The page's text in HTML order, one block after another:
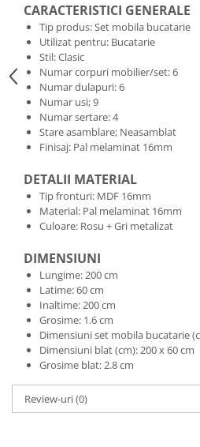
CARACTERISTICI GENERALE
Tip produs: Set mobila bucatarie
Utilizat pentru: Bucatarie
Stil: Clasic
Numar corpuri mobilier/set: 6
Numar dulapuri: 6
Numar usi; 9
Numar sertare: 4
Stare asamblare; Neasamblat
Finisaj: Pal melaminat 16mm
DETALII MATERIAL
Tip fronturi: MDF 16mm
Material: Pal melaminat 16mm
Culoare: Rosu + Gri metalizat
DIMENSIUNI
Lungime: 200 cm
Latime: 60 cm
Inaltime: 200 cm
Grosime: 1.6 cm
Dimensiuni set mobila bucatarie
Dimensiuni blat (cm): 200 x 60 cm
Grosime blat: 2.8 cm
Review-uri(0)